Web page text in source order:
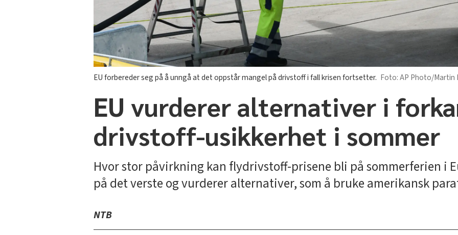
EU forbereder seg på å unngå at det oppstår mangel på drivstoff i fall krisen fortsetter. AP Photo/Martin
EU vurderer alternativer i
drivstoff-usikkerhet i sommer
Hvor stor påvirkning kan flydrivstoff-prisene bli på sommerferien i
på det verste og vurderer alternativer, som å bruke amerikansk
NTB